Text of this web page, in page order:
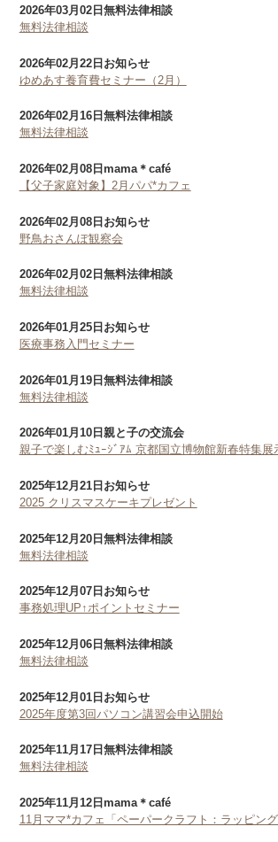
2026年03月02日 無料法律相談
無料法律相談
2026年02月22日お知らせ
ゆめあす養育費セミナー（2月）
2026年02月16日 無料法律相談
無料法律相談
2026年02月08日 mama＊café
【父子家庭対象】2月パパ*カフェ
2026年02月08日お知らせ
野鳥おさんぽ観察会
2026年02月02日 無料法律相談
無料法律相談
2026年01月25日 お知らせ
医療事務入門セミナー
2026年01月19日無料法律相談
無料法律相談
2026年01月10日 親と子の交流会
親子で楽しむﾐｭｰｼﾞｱﾑ 京都国立博物館新春特集展
2025年12月21日 お知らせ
2025 クリスマスケーキプレゼント
2025年12月20日無料法律相談
無料法律相談
2025年12月07日 お知らせ
事務処理UP↑ポイントセミナー
2025年12月06日 無料法律相談
無料法律相談
2025年12月01日お知らせ
2025年度第3回パソコン講習会申込開始
2025年11月17日 無料法律相談
無料法律相談
2025年11月12日 mama＊café
11月ママ*カフェ「ペーパークラフト：ラッピング